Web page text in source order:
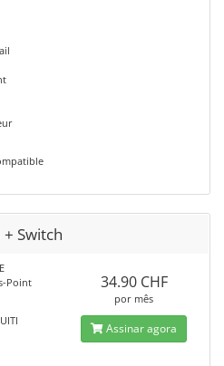
+ Switch
Point
34.90 CHF
por mês
Assinar agora